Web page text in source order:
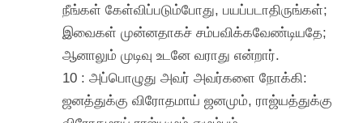
நீங்கள் கேள்விப்படும்போது, பயப்படாதிருங்கள்;
இவைகள் முன்னதாகச் சம்பவிக்கவேண்டியதே;
ஆனாலும் முடிவு உடனே வராது என்றார்.
10 : அப்பொழுது அவர் அவர்களை நோக்கி:
ஜனத்துக்கு விரோதமாய் ஜனமும், ராஜ்யத்துக்கு